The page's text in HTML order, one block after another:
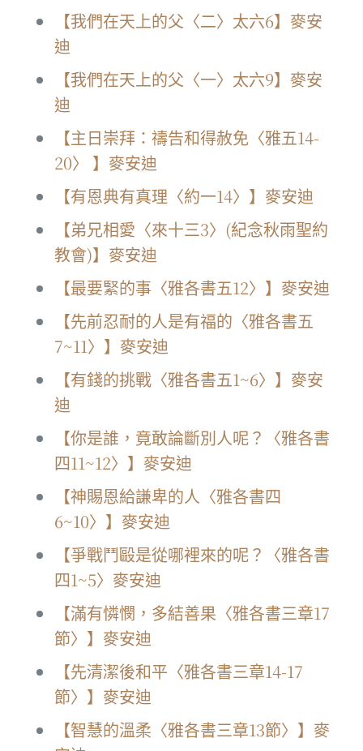
【我們在天上的父〈二〉太六6】麥安
迪
【我們在天上的父〈一〉太六9】麥安
迪
【主日崇拜：禱告和得赦免〈雅五14-
20〉 】麥安迪
【有恩典有真理〈約一14〉】麥安迪
【弟兄相愛〈來十三3〉(紀念秋雨聖約
教會)】麥安迪
【最要緊的事〈雅各書五12〉】麥安迪
【先前忍耐的人是有福的〈雅各書五
7~11〉】麥安迪
【有錢的挑戰〈雅各書五1~6〉】麥安
迪
【你是誰，竟敢論斷別人呢？〈雅各書
四11~12〉】麥安迪
【神賜恩給謙卑的人〈雅各書四
6~10〉】麥安迪
【爭戰鬥毆是從哪裡來的呢？〈雅各書
四1~5〉麥安迪
【滿有憐憫，多結善果〈雅各書三章17
節〉】麥安迪
【先清潔後和平〈雅各書三章14-17
節〉】麥安迪
【智慧的溫柔〈雅各書三章13節〉】麥